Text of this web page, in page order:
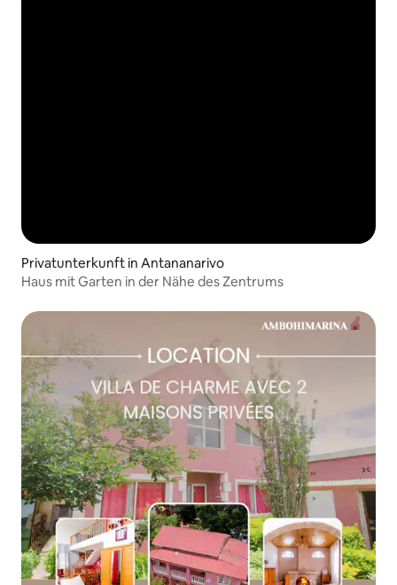
Privatunterkunft in Antananarivo
Haus mit Garten in der Nähe des Zentrums